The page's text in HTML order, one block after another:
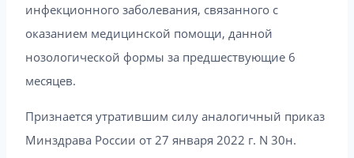
инфекционного заболевания, связанного с
оказанием медицинской помощи, данной
нозологической формы за предшествующие 6
месяцев.
Признается утратившим силу аналогичный приказ
Минздрава России от 27 января 2022 г. N 30н.